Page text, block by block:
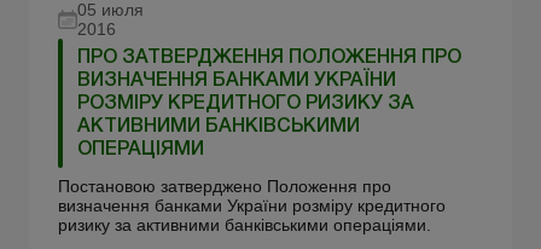
05 июля
2016
ПРО ЗАТВЕРДЖЕННЯ ПОЛОЖЕННЯ ПРО
ВИЗНАЧЕННЯ БАНКАМИ УКРАЇНИ
РОЗМІРУ КРЕДИТНОГО РИЗИКУ ЗА
АКТИВНИМИ БАНКІВСЬКИМИ
ОПЕРАЦІЯМИ
Постановою затверджено Положення про
визначення банками України розміру кредитного
ризику за активними банківськими операціями.